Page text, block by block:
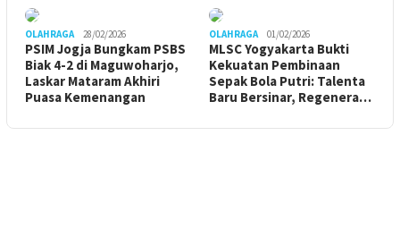
OLAHRAGA 28/02/2026
PSIM Jogja Bungkam PSBS
Biak 4-2 di Maguwoharjo,
Laskar Mataram Akhiri
Puasa Kemenangan
OLAHRAGA 01/02/2026
MLSC Yogyakarta Bukti
Kekuatan Pembinaan
Sepak Bola Putri: Talenta
Baru Bersinar, Regenera…